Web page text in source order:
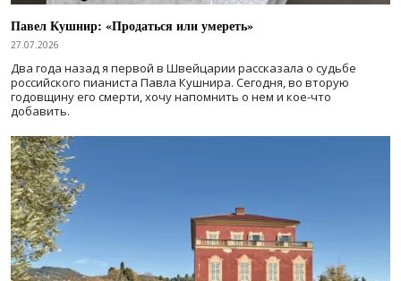
Павел Кушнир: «Продаться или умереть»
27.07.2026
Два года назад я первой в Швейцарии рассказала о судьбе
российского пианиста Павла Кушнира. Сегодня, во вторую
годовщину его смерти, хочу напомнить о нем и кое-что
добавить.